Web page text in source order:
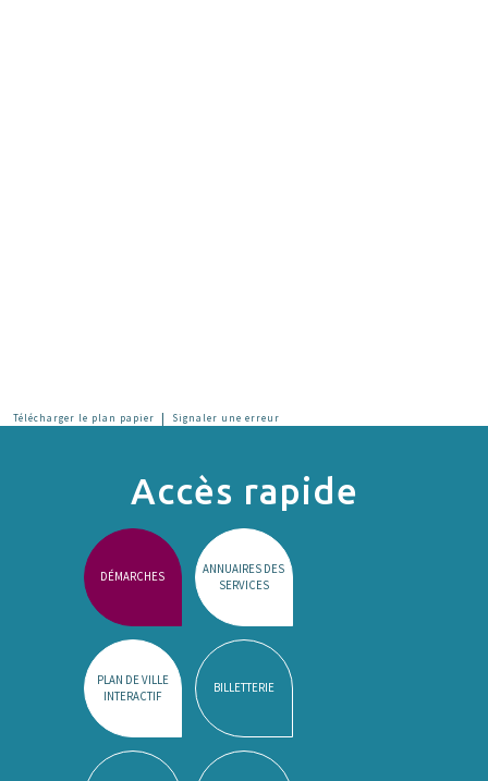
Télécharger le plan papier | Signaler une erreur
Accès rapide
DÉMARCHES
ANNUAIRES DES
SERVICES
PLAN DE VILLE
INTERACTIF
BILLETTERIE